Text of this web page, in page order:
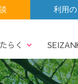
利用
告 認定・指定
震災復興メー
らく
エントリー
仙北エリア